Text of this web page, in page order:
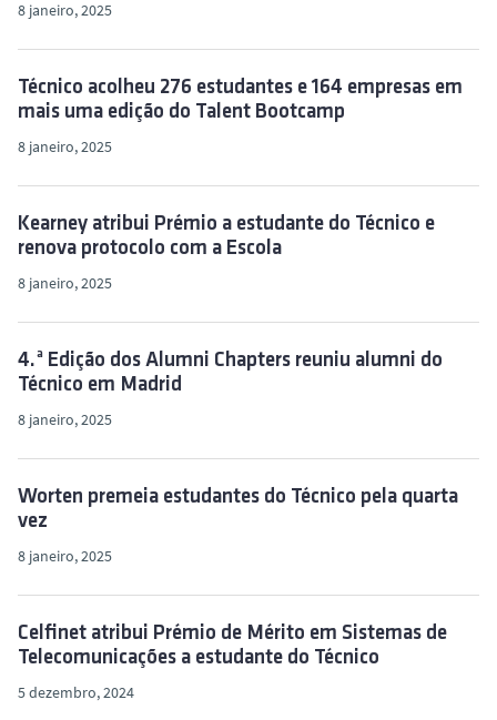
8 janeiro, 2025
Técnico acolheu 276 estudantes e 164 empresas em
mais uma edição do Talent Bootcamp
8 janeiro, 2025
Kearney atribui Prémio a estudante do Técnico e
renova protocolo com a Escola
8 janeiro, 2025
4.ª Edição dos Alumni Chapters reuniu alumni do
Técnico em Madrid
8 janeiro, 2025
Worten premeia estudantes do Técnico pela quarta
vez
8 janeiro, 2025
Celfinet atribui Prémio de Mérito em Sistemas de
Telecomunicações a estudante do Técnico
5 dezembro, 2024